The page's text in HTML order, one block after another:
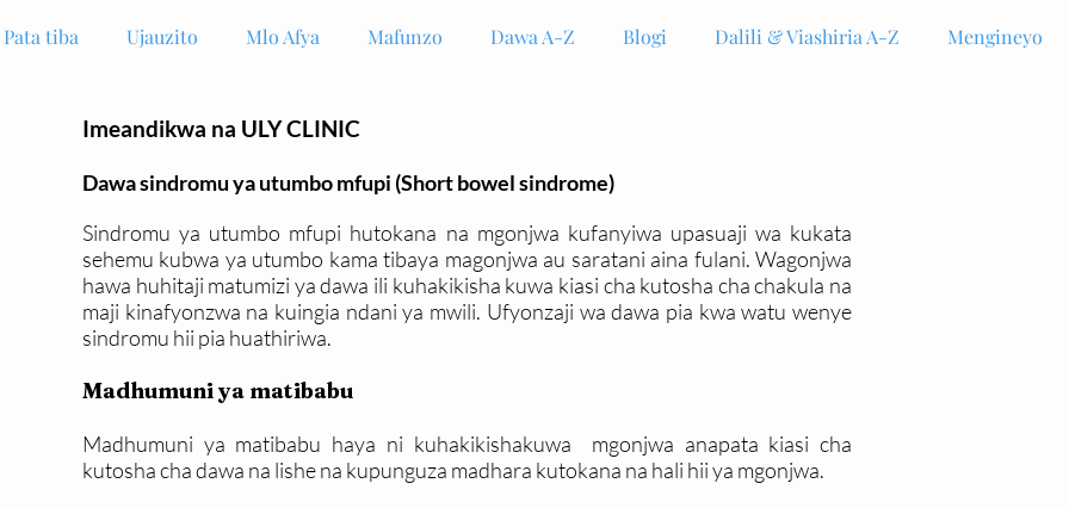
Pata tiba Ujauzito Mlo Afya Mafunzo Dawa A-Z Blogi Dalili & Viashiria A-Z Mengineyo
Imeandikwa na ULY CLINIC
Dawa sindromu ya utumbo mfupi (Short bowel sindrome)
Sindromu ya utumbo mfupi hutokana na mgonjwa kufanyiwa upasuaji wa kukata
sehemu kubwa ya utumbo kama tibaya magonjwa au saratani aina fulani. Wagonjwa
hawa huhitaji matumizi ya dawa ili kuhakikisha kuwa kiasi cha kutosha cha chakula na
maji kinafyonzwa na kuingia ndani ya mwili. Ufyonzaji wa dawa pia kwa watu wenye
sindromu hii pia huathiriwa.
Madhumuni ya matibabu
Madhumuni ya matibabu haya ni kuhakikishakuwa mgonjwa anapata kiasi cha
kutosha cha dawa na lishe na kupunguza madhara kutokana na hali hii ya mgonjwa.